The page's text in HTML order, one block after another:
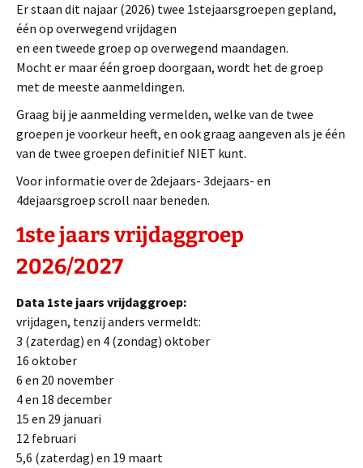
Er staan dit najaar (2026) twee 1stejaarsgroepen gepland,
één op overwegend vrijdagen
en een tweede groep op overwegend maandagen.
Mocht er maar één groep doorgaan, wordt het de groep
met de meeste aanmeldingen.
Graag bij je aanmelding vermelden, welke van de twee
groepen je voorkeur heeft, en ook graag aangeven als je één
van de twee groepen definitief NIET kunt.
Voor informatie over de 2dejaars- 3dejaars- en
4dejaarsgroep scroll naar beneden.
1ste jaars vrijdaggroep
2026/2027
Data 1ste jaars vrijdaggroep:
vrijdagen, tenzij anders vermeldt:
3 (zaterdag) en 4 (zondag) oktober
16 oktober
6 en 20 november
4 en 18 december
15 en 29 januari
12 februari
5,6 (zaterdag) en 19 maart